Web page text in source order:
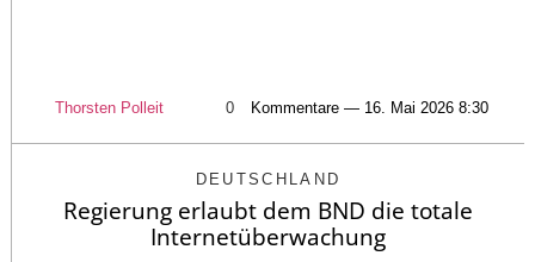
Thorsten Polleit 0 Kommentare — 16. Mai 2026 8:30
DEUTSCHLAND
Regierung erlaubt dem BND die totale
Internetüberwachung